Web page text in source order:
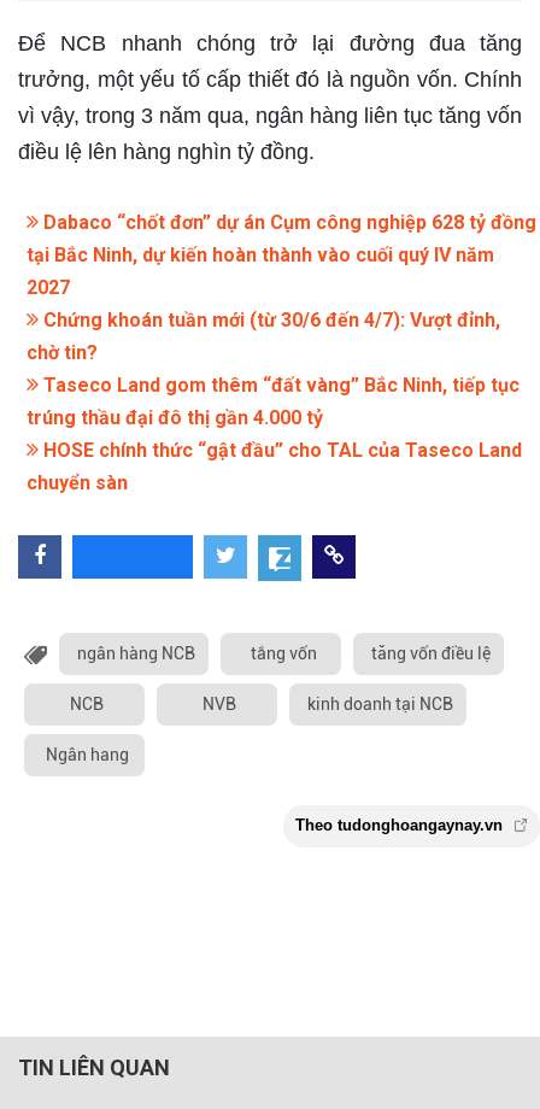
Để NCB nhanh chóng trở lại đường đua tăng
trưởng, một yếu tố cấp thiết đó là nguồn vốn. Chính
vì vậy, trong 3 năm qua, ngân hàng liên tục tăng vốn
điều lệ lên hàng nghìn tỷ đồng.
Dabaco “chốt đơn” dự án Cụm công nghiệp 628 tỷ đồng
tại Bắc Ninh, dự kiến hoàn thành vào cuối quý IV năm
2027
Chứng khoán tuần mới (từ 30/6 đến 4/7): Vượt đỉnh,
chờ tin?
Taseco Land gom thêm “đất vàng” Bắc Ninh, tiếp tục
trúng thầu đại đô thị gần 4.000 tỷ
HOSE chính thức “gật đầu” cho TAL của Taseco Land
chuyển sàn
ngân hàng NCB tắng vốn tăng vốn điều lệ
NCB NVB kinh doanh tại NCB
Ngân hang
TIN LIÊN QUAN